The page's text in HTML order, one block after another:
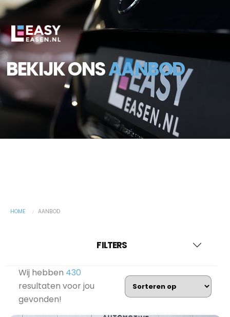
BEKIJK ONSAANBOD
HOME AANBOD
FILTERS
Wij hebben 430
resultaten voor jou
gevonden!